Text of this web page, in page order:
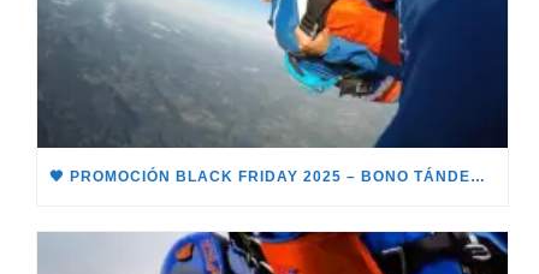
🖤 PROMOCIÓN BLACK FRIDAY 2025 – BONO TÁNDEM 🖤